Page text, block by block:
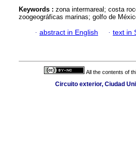
Keywords : zona intermareal; costa
zoogeográficas marinas; golfo de
· abstract in English · text in
All the contents of
Circuito exterior, Ciudad